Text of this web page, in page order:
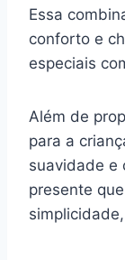
Essa
conforto e
especiais
Além de
para a
suavidade e
presente